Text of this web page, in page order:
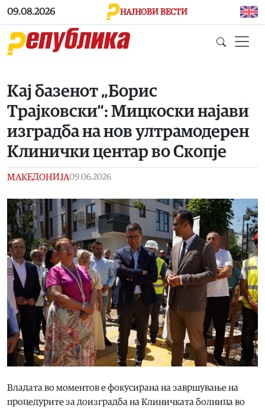
Skip to main content
09.08.2026 НАЈНОВИ ВЕСТИ
Кај базенот „Борис
Трајковски“: Мицкоски најави
изградба на нов ултрамодерен
Клинички центар во Скопје
МАКЕДОНИЈА09.06.2026
Владата во моментов е фокусирана на завршување на
процедурите за доизградба на Клиничката болница во